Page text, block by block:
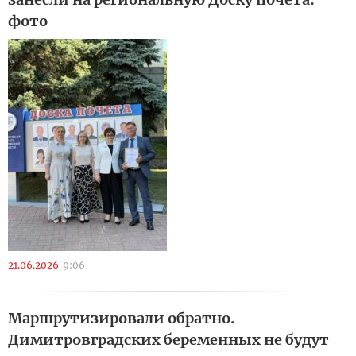
фото
21.06.2026 9:06
Маршрутизировали обратно.
Димитровградских беременных не будут